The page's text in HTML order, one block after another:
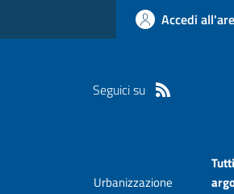
Accedi
Seguici su
Urbanizzazione